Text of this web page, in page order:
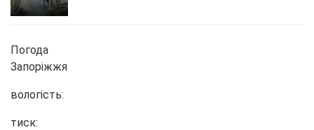
Погода
Запоріжжя
вологість:
тиск: